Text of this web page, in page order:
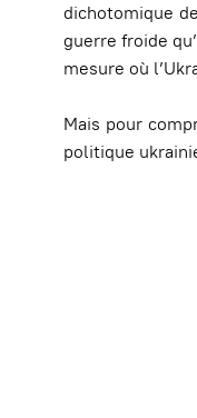
dichotomique
guerre froide
mesure où
Mais pour
politique